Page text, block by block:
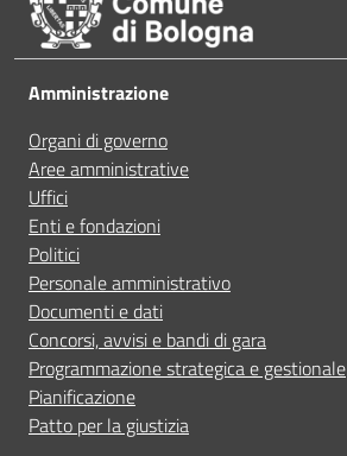
Ho avuto problemi tecnici
Altro
Prenota appuntamento
Segnala disservizio
Amministrazione
Organi di governo
Aree amministrative
Uffici
Enti e fondazioni
Politici
Personale amministrativo
Documenti e dati
Concorsi, avvisi e bandi di gara
Programmazione strategica e gestionale
Pianificazione
Patto per la giustizia